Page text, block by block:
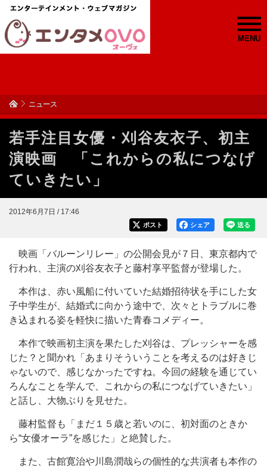
MENU
ニュース
若手注目女優・刈谷友衣子、初主
演映画 「これからの私につなげ
ていきたい」
2012年6月7日 / 17:46
送る
シェア
ポスト
映画「バルーンリレー」の公開会見が７日、東京都内で
行われ、主演の刈谷友衣子と藤村享平監督が登場した。
本作は、赤い風船に付いていた結婚招待状を手にした女
子中学生が、結婚式に向かう途中で、次々とトラブルに巻
き込まれる姿を軽快に描いた青春コメディー。
本作で映画初主演を果たした刈谷は、プレッシャーを感
じた？と聞かれ「あまりそういうことを考えるのは好きじ
ゃないので、感じなかったですね。今回の経験を通じてい
ろんなことを学んで、これからの私につなげていきたい」
と話し、大物ぶりを見せた。
藤村監督も「まだ１５歳と若いのに、初対面のときか
ら“女優オーラ”を感じた」と絶賛した。
また、古館寛治や川島潤哉らの個性的な共演者も本作の